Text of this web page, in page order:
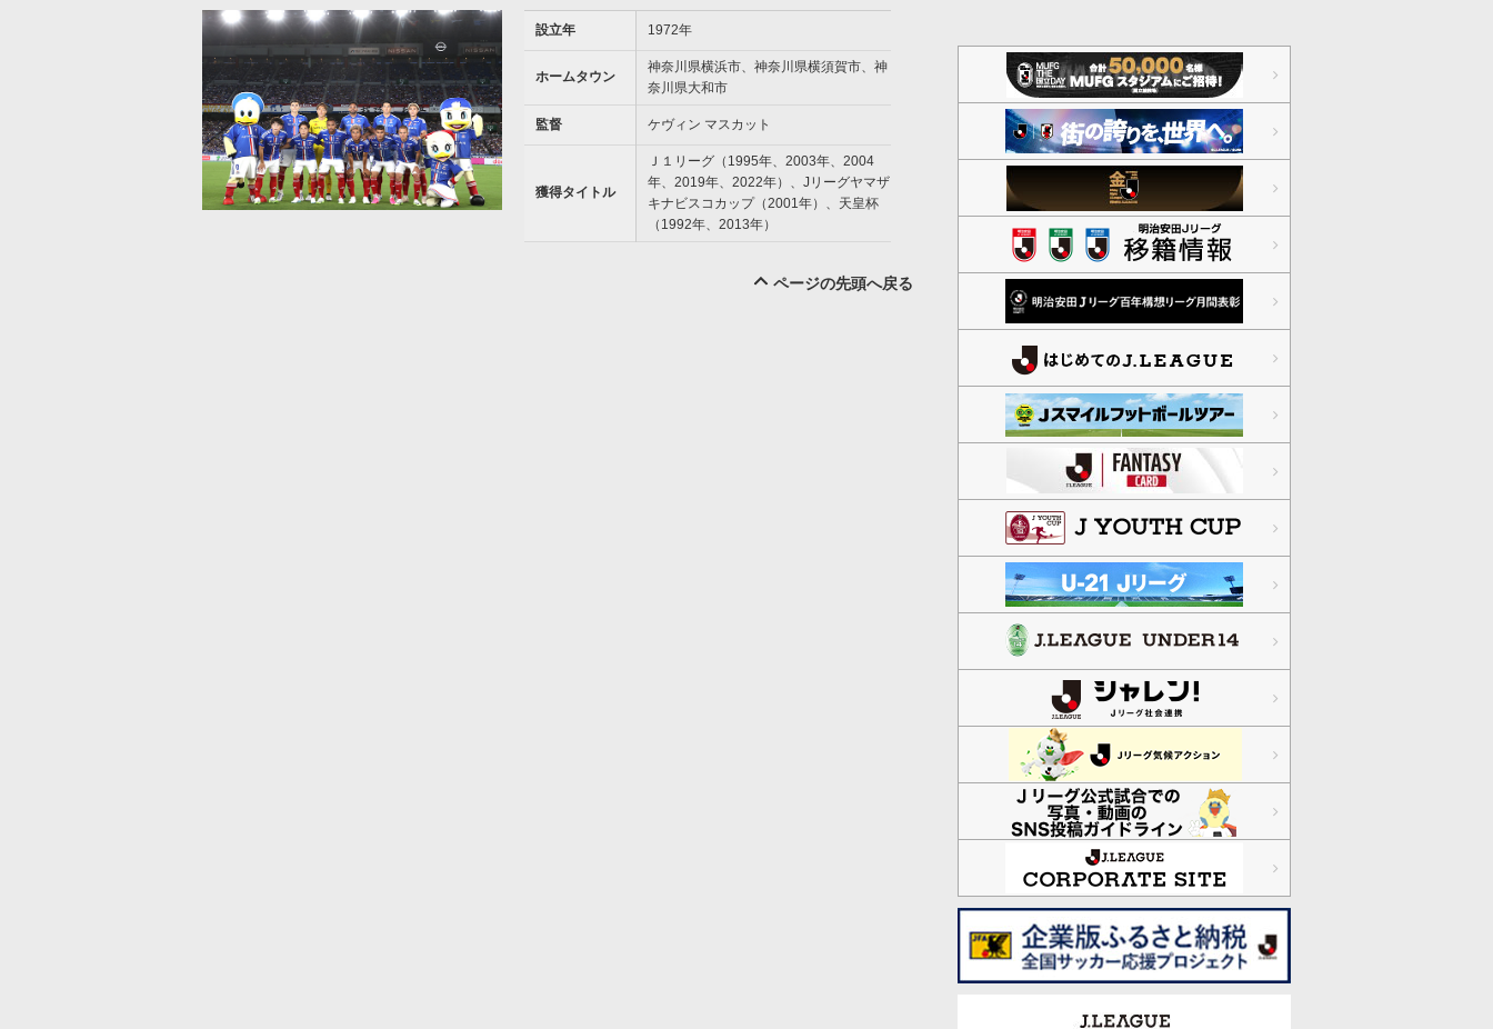
設立年 1972年
ホームタウン
神奈川県横浜市、神奈川県横須賀市、神
奈川県大和市
監督 ケヴィン マスカット
獲得タイトル
Ｊ１リーグ（1995年、2003年、2004
年、2019年、2022年）、Jリーグヤマザ
キナビスコカップ（2001年）、天皇杯
（1992年、2013年）
ページの先頭へ戻る